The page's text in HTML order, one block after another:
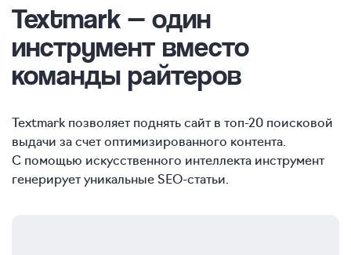
Textmark — один
инструмент вместо
команды райтеров
Textmark позволяет поднять сайт в топ-20 поисковой
выдачи за счет оптимизированного контента.
С помощью искусственного интеллекта инструмент
генерирует уникальные SEO-статьи.